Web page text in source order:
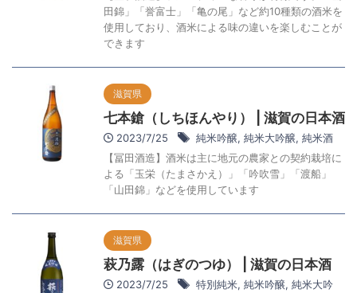
田錦」「誉富士」「亀の尾」など約10種類の酒米を
使用しており、酒米による味の違いを楽しむことが
できます
滋賀県
七本鎗（しちほんやり） | 滋賀の日本酒
2023/7/25 純米吟醸, 純米大吟醸, 純米酒
【冨田酒造】酒米は主に地元の農家との契約栽培に
よる「玉栄（たまさかえ）」「吟吹雪」「渡船」
「山田錦」などを使用しています
滋賀県
萩乃露（はぎのつゆ） | 滋賀の日本酒
2023/7/25 特別純米, 純米吟醸, 純米大吟